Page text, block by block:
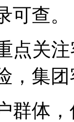
可查。
点关
，集
群体